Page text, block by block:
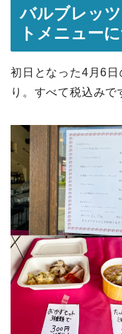
バルブレッ
トメニュー
初日となった4月6
り。すべて税込みで